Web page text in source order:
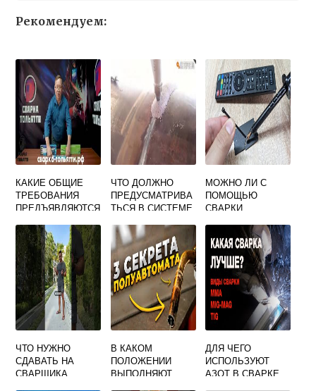
Рекомендуем:
КАКИЕ ОБЩИЕ
ТРЕБОВАНИЯ
ПРЕДЪЯВЛЯЮТСЯ
ДЛЯ РУЧНОЙ
ДУГОВОЙ СВАРКИ
ЧТО ДОЛЖНО
ПРЕДУСМАТРИВА
ТЬСЯ В СИСТЕМЕ
ФЛЮСА ПРИ
ВЫПОЛНЕНИИ
СВАРКИ ПОД
ФЛЮСОМ
МОЖНО ЛИ С
ПОМОЩЬЮ
СВАРКИ
ДЕТАЛИ ИЗ
ПЛАСТМАССЫ
ЧТО НУЖНО
СДАВАТЬ НА
СВАРЩИКА
В КАКОМ
ПОЛОЖЕНИИ
ВЫПОЛНЯЮТ
ДЛЯ ЧЕГО
ИСПОЛЬЗУЮТ
АЗОТ В СВАРКЕ